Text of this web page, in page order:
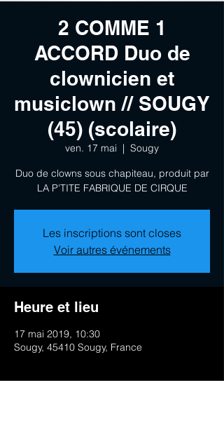
2 COMME 1
ACCORD Duo de
clownicien et
musiclown // SOUGY
(45) (scolaire)
ven. 17 mai
  |
Sougy
Duo de clowns sous chapiteau, produit par
LA P'TITE FABRIQUE DE CIRQUE
Les inscriptions sont closes
Voir autres événements
Heure et lieu
17 mai 2019, 10:30
Sougy, 45410 Sougy, France